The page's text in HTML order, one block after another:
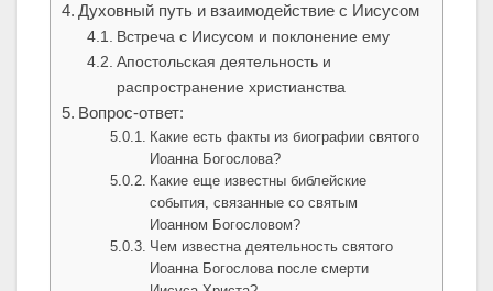
Духовный путь и взаимодействие с Иисусом
Встреча с Иисусом и поклонение ему
Апостольская деятельность и
распространение христианства
Вопрос-ответ:
Какие есть факты из биографии святого
Иоанна Богослова?
Какие еще известны библейские
события, связанные со святым
Иоанном Богословом?
Чем известна деятельность святого
Иоанна Богослова после смерти